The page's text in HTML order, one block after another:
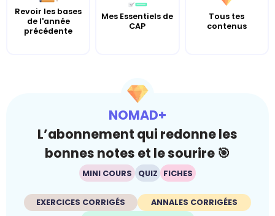
Revoir les bases
de l'année
précédente
Mes Essentiels de
CAP
Tous tes
contenus
NOMAD+
L’abonnement qui redonne les
bonnes notes et le sourire 🎯
MINI COURS QUIZ FICHES
EXERCICES CORRIGÉS
ANNALES CORRIGÉES